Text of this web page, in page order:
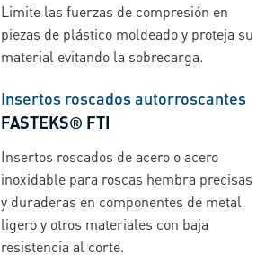
Limite las fuerzas de compresión en
piezas de plástico moldeado y proteja su
material evitando la sobrecarga.
Insertos roscados autorroscantes
FASTEKS® FTI
Insertos roscados de acero o acero
inoxidable para roscas hembra precisas
y duraderas en componentes de metal
ligero y otros materiales con baja
resistencia al corte.